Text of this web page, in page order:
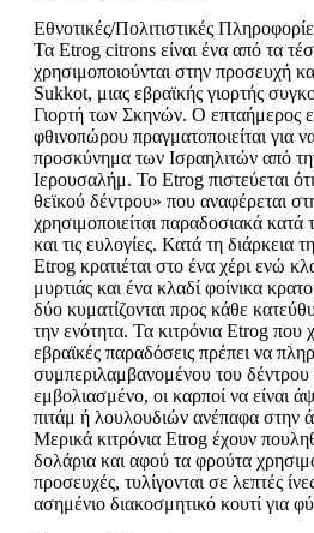
Εθνοτικές/Πολιτιστικές
Τα Etrog citrons είναι ένα από τα
χρησιμοποιούνται στην προσευχή
Sukkot, μιας εβραϊκής γιορτής
Γιορτή των Σκηνών. Ο επταήμερος
φθινοπώρου πραγματοποιείται για
προσκύνημα των Ισραηλιτών από
Ιερουσαλήμ. Το Etrog πιστεύεται
θεϊκού δέντρου» που αναφέρεται
χρησιμοποιείται παραδοσιακά κατά
και τις ευλογίες. Κατά τη διάρκεια
Etrog κρατιέται στο ένα χέρι ενώ
μυρτιάς και ένα κλαδί φοίνικα
δύο κυματίζονται προς κάθε
την ενότητα. Τα κιτρόνια Etrog που
εβραϊκές παραδόσεις πρέπει να
συμπεριλαμβανομένου του δέντρου
εμβολιασμένο, οι καρποί να είναι
πιτάμ ή λουλουδιών ανέπαφα στην
Μερικά κιτρόνια Etrog έχουν
δολάρια και αφού τα φρούτα
προσευχές, τυλίγονται σε λεπτές
ασημένιο διακοσμητικό κουτί για